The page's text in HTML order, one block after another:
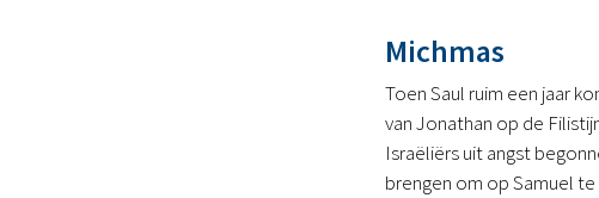
Michmas
Toen Saul ruim een jaar
van Jonathan op de
Israëliërs uit angst
brengen om op Samuel